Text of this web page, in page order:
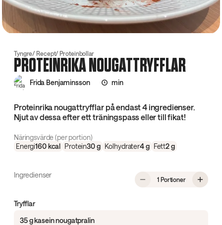
Tyngre Recept Proteinbollar
PROTEINRIKA NOUGATTRYFFLAR
Frida Benjaminsson min
Proteinrika nougattryfflar på endast 4 ingredienser.
Njut av dessa efter ett träningspass eller till fikat!
Näringsvärde (per portion)
Energi160kcal Protein30g Kolhydrater4g Fett2g
Ingredienser
1 Portioner, Proteinrika
Tryfflar
35 g kasein nougatpralin